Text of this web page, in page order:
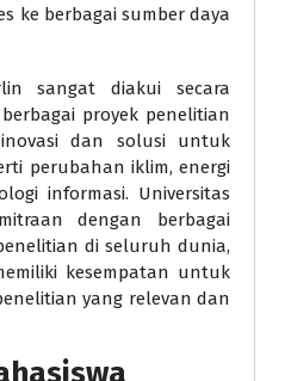
ke berbagai sumber daya
sangat diakui secara
proyek penelitian
dan solusi untuk
perubahan iklim, energi
informasi. Universitas
dengan berbagai
di seluruh dunia,
kesempatan untuk
yang relevan dan